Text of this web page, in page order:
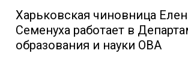
Харьковская чиновница
Семенуха работает в
образования и науки ОВА